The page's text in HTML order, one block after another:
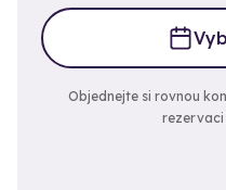
Objednejte si rovnou
rezervaci